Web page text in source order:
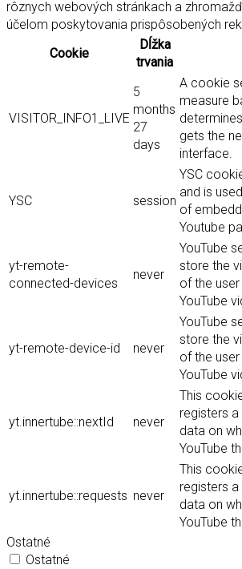
rôznych webových stránkach a
účelom poskytovania prispôsobených
Cookie
Dĺžka
trvania
VISITOR_INFO1_LIVE
5
months
27
days
A cookie
measure
gets the
interface.
YSC session
YSC
and is
of
Youtube
yt-remote-
connected-devices
never
YouTube
store the
of the
YouTube
yt-remote-device-id never
YouTube
store the
of the
YouTube
yt.innertube::nextId never
This
registers
data on
YouTube
yt.innertube::requests never
This
registers
data on
YouTube
Ostatné
Ostatné